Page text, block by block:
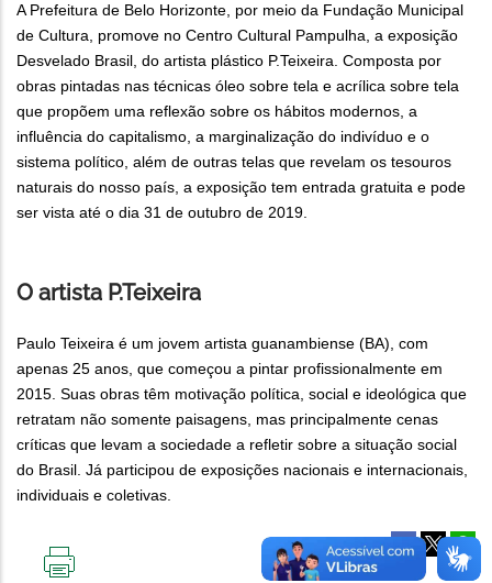
A Prefeitura de Belo Horizonte, por meio da Fundação Municipal
de Cultura, promove no Centro Cultural Pampulha, a exposição
Desvelado Brasil, do artista plástico P.Teixeira. Composta por
obras pintadas nas técnicas óleo sobre tela e acrílica sobre tela
que propõem uma reflexão sobre os hábitos modernos, a
influência do capitalismo, a marginalização do indivíduo e o
sistema político, além de outras telas que revelam os tesouros
naturais do nosso país, a exposição tem entrada gratuita e pode
ser vista até o dia 31 de outubro de 2019.
O artista P.Teixeira
Paulo Teixeira é um jovem artista guanambiense (BA), com
apenas 25 anos, que começou a pintar profissionalmente em
2015. Suas obras têm motivação política, social e ideológica que
retratam não somente paisagens, mas principalmente cenas
críticas que levam a sociedade a refletir sobre a situação social
do Brasil. Já participou de exposições nacionais e internacionais,
individuais e coletivas.